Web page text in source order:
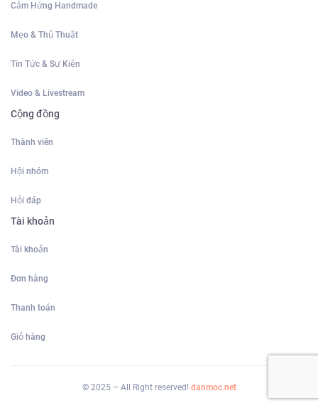
Cảm Hứng Handmade
Mẹo & Thủ Thuật
Tin Tức & Sự Kiện
Video & Livestream
Cộng đồng
Thành viên
Hội nhóm
Hỏi đáp
Tài khoản
Tài khoản
Đơn hàng
Thanh toán
Giỏ hàng
© 2025 – All Right reserved! danmoc.net